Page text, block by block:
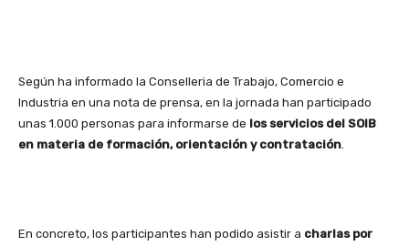
Según ha informado la Conselleria de Trabajo, Comercio e
Industria en una nota de prensa, en la jornada han participado
unas 1.000 personas para informarse de los servicios del SOIB
en materia de formación, orientación y contratación
En concreto, los participantes han podido asistir a charlas por